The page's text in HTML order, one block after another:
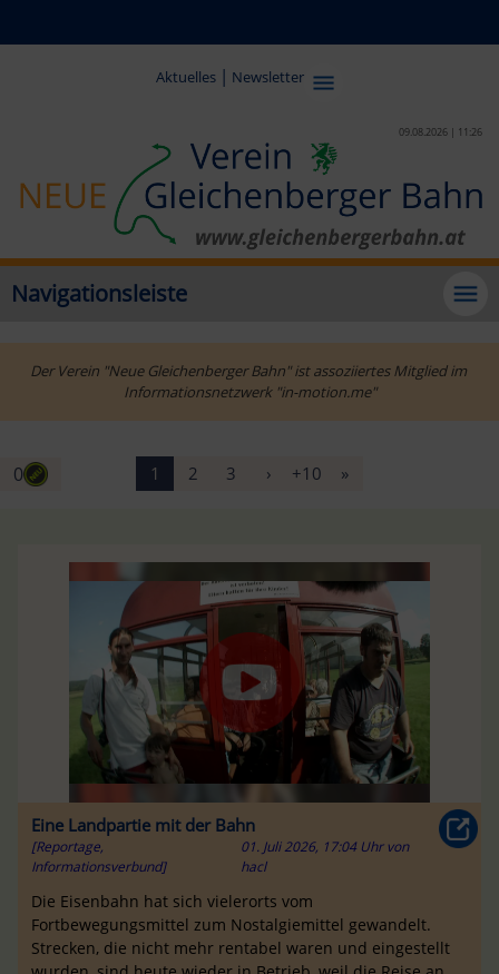
Aktuelles | Newsletter
09.08.2026 | 11:26
Navigationsleiste
Der Verein "Neue Gleichenberger Bahn" ist assoziiertes Mitglied im
Informationsnetzwerk "in-motion.me"
0 1 2 3 › +10 »
Eine Landpartie mit der Bahn
[Reportage,
Informationsverbund]
01. Juli 2026, 17:04 Uhr von
hacl
Die Eisenbahn hat sich vielerorts vom
Fortbewegungsmittel zum Nostalgiemittel gewandelt.
Strecken, die nicht mehr rentabel waren und eingestellt